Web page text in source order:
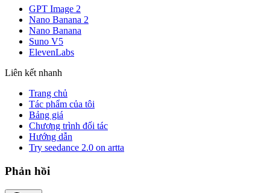
GPT Image 2
Nano Banana 2
Nano Banana
Suno V5
ElevenLabs
Liên kết nhanh
Trang chủ
Tác phẩm của tôi
Bảng giá
Chương trình đối tác
Hướng dẫn
Try seedance 2.0 on artta
Phản hồi